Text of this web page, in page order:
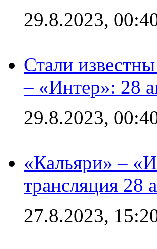
29.8.2023,
Стали
– «Интер»: 28
29.8.2023,
«Кальяри» –
трансляция 28
27.8.2023,